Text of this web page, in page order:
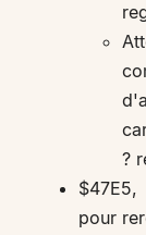
?
$47E5,
pour